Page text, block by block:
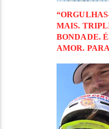
MAIS.
BONDADE.
AMOR.